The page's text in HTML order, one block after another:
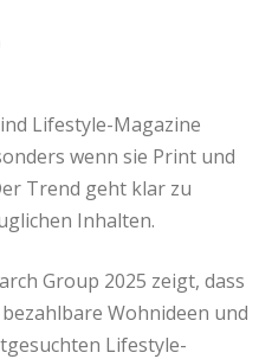
Lifestyle-Magazine
wenn sie Print und
Trend geht klar zu
Inhalten.
Group 2025 zeigt, dass
Wohnideen und
Lifestyle-